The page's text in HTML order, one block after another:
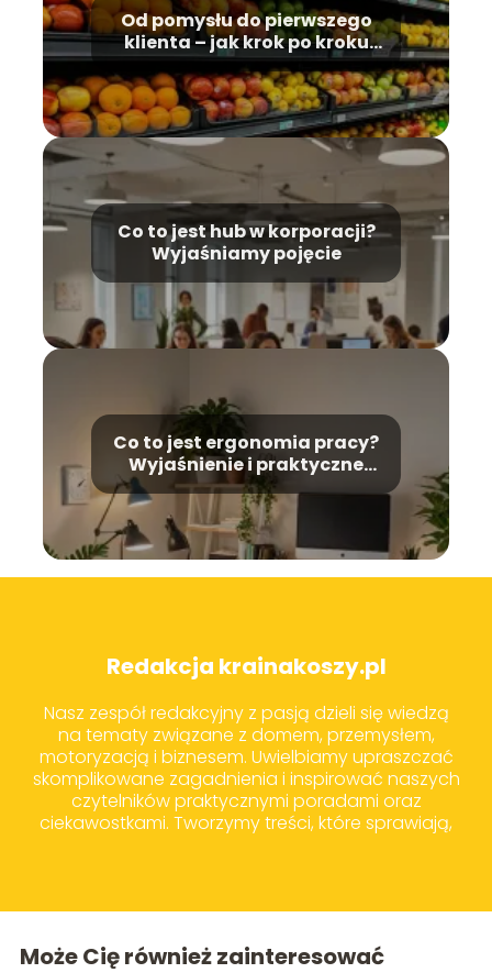
Od pomysłu do pierwszego
klienta – jak krok po kroku
otworzyć market
spożywczy?
Co to jest hub w korporacji?
Wyjaśniamy pojęcie
Co to jest ergonomia pracy?
Wyjaśnienie i praktyczne
wskazówki
Redakcja krainakoszy.pl
Nasz zespół redakcyjny z pasją dzieli się wiedzą
na tematy związane z domem, przemysłem,
motoryzacją i biznesem. Uwielbiamy upraszczać
skomplikowane zagadnienia i inspirować naszych
czytelników praktycznymi poradami oraz
ciekawostkami. Tworzymy treści, które sprawiają,
Może Cię również zainteresować